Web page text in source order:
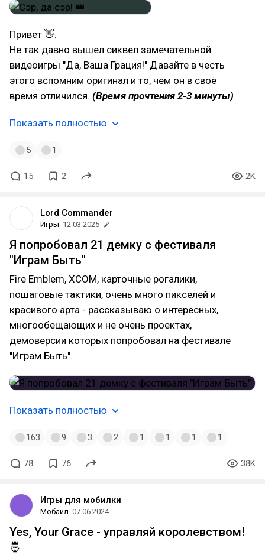
Привет 👋.
Не так давно вышел сиквел замечательной
видеоигры "Да, Ваша Грация!" Давайте в честь
этого вспомним оригинал и то, чем он в своё
время отличился. (Время прочтения 2-3 минуты)
Показать полностью
5 1
15 2 2K
Lord Commander
Игры 12.03.2025
Я попробовал 21 демку с фестиваля
"Играм Быть"
Fire Emblem, XCOM, карточные рогалики,
пошаговые тактики, очень много пикселей и
красивого арта - рассказываю о интересных,
многообещающих и не очень проектах,
демоверсии которых попробовал на фестивале
"Играм Быть".
Показать полностью
163 9 3 2 1 1 1 1
78 76 38K
Игры для мобилки
Мобайл 07.06.2024
Yes, Your Grace - управляй королевством!
🤴